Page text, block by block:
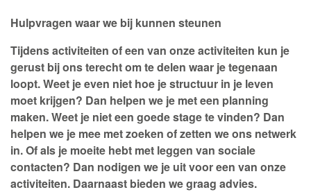
Hulpvragen waar we bij kunnen steunen
Tijdens activiteiten of een van onze activiteiten kun je
gerust bij ons terecht om te delen waar je tegenaan
loopt. Weet je even niet hoe je structuur in je leven
moet krijgen? Dan helpen we je met een planning
maken. Weet je niet een goede stage te vinden? Dan
helpen we je mee met zoeken of zetten we ons netwerk
in. Of als je moeite hebt met leggen van sociale
contacten? Dan nodigen we je uit voor een van onze
activiteiten. Daarnaast bieden we graag advies.